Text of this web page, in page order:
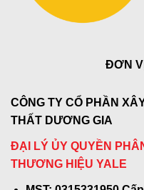
ĐƠN
CÔNG TY CỔ PHẦN
THẤT DƯƠNG GIA
ĐẠI LÝ ỦY QUYỀN
THƯƠNG HIỆU YALE